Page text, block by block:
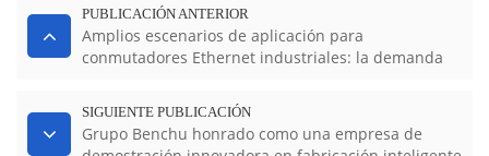
PUBLICACIÓN ANTERIOR
Amplios escenarios de aplicación para
conmutadores Ethernet industriales: la demanda
SIGUIENTE PUBLICACIÓN
Grupo Benchu honrado como una empresa de